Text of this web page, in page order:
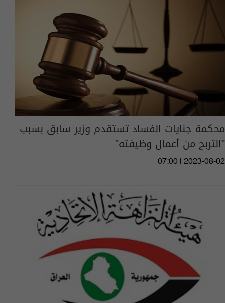
محكمة جنايات الفساد تستقدم وزير سابق بسبب
"التربح من أعمال وظيفته"
07:00 | 2023-08-02